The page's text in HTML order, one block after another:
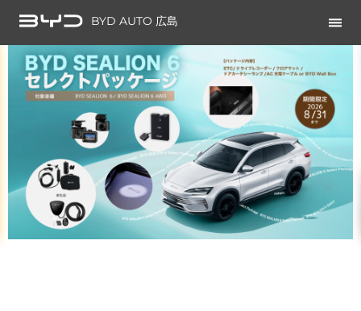
BYD AUTO 広島